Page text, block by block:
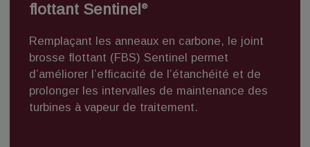
flottant Sentinel ®
Remplaçant les anneaux en carbone, le joint
brosse flottant (FBS) Sentinel permet
d’améliorer l’efficacité de l’étanchéité et de
prolonger les intervalles de maintenance des
turbines à vapeur de traitement.